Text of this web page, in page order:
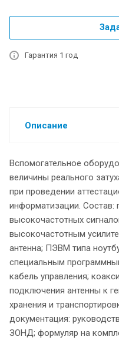
Гарантия 1 год
Описание
Вспомогательное
величины реального
при проведении
информатизации. Состав:
высокочастотных
высокочастотным
антенна; ПЭВМ типа
специальным
кабель управления;
подключения антенны к
хранения и
документация:
ЗОНД; формуляр на